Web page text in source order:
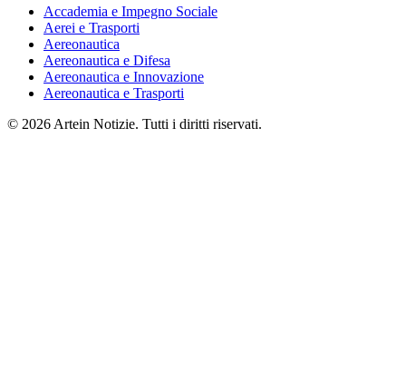
Accademia e Impegno Sociale
Aerei e Trasporti
Aereonautica
Aereonautica e Difesa
Aereonautica e Innovazione
Aereonautica e Trasporti
© 2026 Artein Notizie. Tutti i diritti riservati.